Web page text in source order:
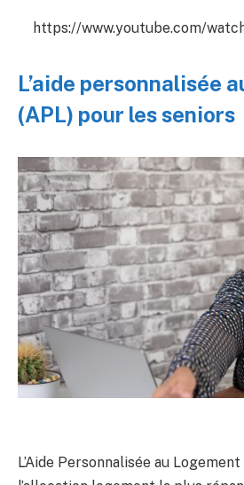
https://www.youtube.com/
L’aide personnalisée
(APL) pour les seniors
L’Aide Personnalisée au